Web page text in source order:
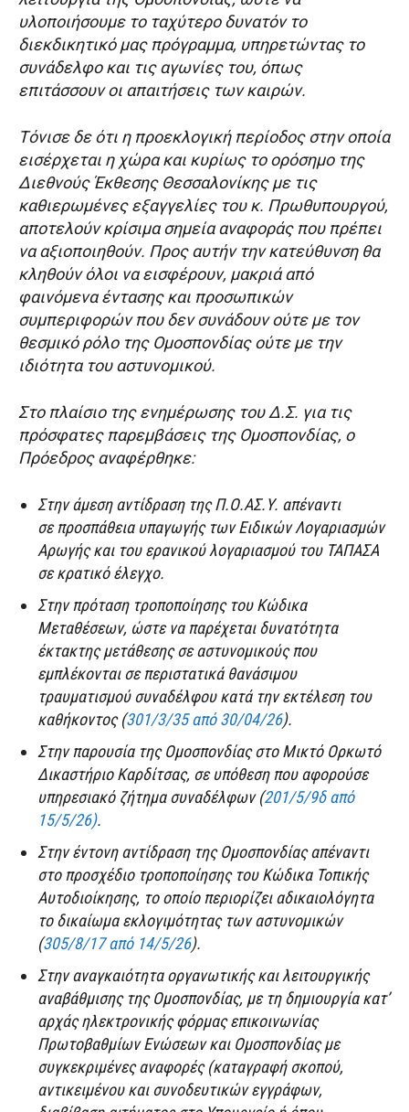
υλοποιήσουμε το ταχύτερο δυνατόν το
διεκδικητικό μας πρόγραμμα, υπηρετώντας το
συνάδελφο και τις αγωνίες του, όπως
επιτάσσουν οι απαιτήσεις των καιρών.
Τόνισε δε ότι η προεκλογική περίοδος στην οποία
εισέρχεται η χώρα και κυρίως το ορόσημο της
Διεθνούς Έκθεσης Θεσσαλονίκης με τις
καθιερωμένες εξαγγελίες του κ. Πρωθυπουργού,
αποτελούν κρίσιμα σημεία αναφοράς που πρέπει
να αξιοποιηθούν. Προς αυτήν την κατεύθυνση θα
κληθούν όλοι να εισφέρουν, μακριά από
φαινόμενα έντασης και προσωπικών
συμπεριφορών που δεν συνάδουν ούτε με τον
θεσμικό ρόλο της Ομοσπονδίας ούτε με την
ιδιότητα του αστυνομικού.
Στο πλαίσιο της ενημέρωσης του Δ.Σ. για τις
πρόσφατες παρεμβάσεις της Ομοσπονδίας, ο
Πρόεδρος αναφέρθηκε:
Στην άμεση αντίδραση της Π.Ο.ΑΣ.Υ. απέναντι
σε προσπάθεια υπαγωγής των Ειδικών Λογαριασμών
Αρωγής και του ερανικού λογαριασμού του ΤΑΠΑΣΑ
σε κρατικό έλεγχο.
Στην πρόταση τροποποίησης του Κώδικα
Μεταθέσεων, ώστε να παρέχεται δυνατότητα
έκτακτης μετάθεσης σε αστυνομικούς που
εμπλέκονται σε περιστατικά θανάσιμου
τραυματισμού συναδέλφου κατά την εκτέλεση του
καθήκοντος (301/3/35 από 30/04/26).
Στην παρουσία της Ομοσπονδίας στο Μικτό Ορκωτό
Δικαστήριο Καρδίτσας, σε υπόθεση που αφορούσε
υπηρεσιακό ζήτημα συναδέλφων (201/5/9δ από
15/5/26).
Στην έντονη αντίδραση της Ομοσπονδίας απέναντι
στο προσχέδιο τροποποίησης του Κώδικα Τοπικής
Αυτοδιοίκησης, το οποίο περιορίζει αδικαιολόγητα
το δικαίωμα εκλογιμότητας των αστυνομικών
(305/8/17 από 14/5/26).
Στην αναγκαιότητα οργανωτικής και λειτουργικής
αναβάθμισης της Ομοσπονδίας, με τη δημιουργία κατ’
αρχάς ηλεκτρονικής φόρμας επικοινωνίας
Πρωτοβαθμίων Ενώσεων και Ομοσπονδίας με
συγκεκριμένες αναφορές (καταγραφή σκοπού,
αντικειμένου και συνοδευτικών εγγράφων,